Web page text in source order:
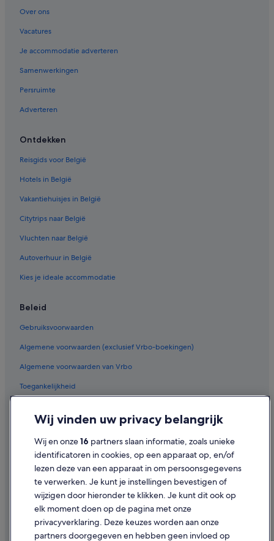
Hostels in Gulpen
B&B in Slenaken
Hotels met gratis ontbijt in Gulpen
Hotels in Vijlen
Hotels in Epen
Hotels in Mechelen
Hotels in de buurt van Mosaqua
Spa in Epen
Particuliere vakantiehuizen in Gulpen
Van der Valk Hotels in Slenaken
Hotels met restaurant in Epen
Huisdiervriendelijke in Epen
Vakantieparken in Gulpen
Over ons
Vacatures
Je accommodatie adverteren
Samenwerkingen
Persruimte
Adverteren
Ontdekken
Reisgids voor België
Hotels in België
Vakantiehuisjes in België
Citytrips naar België
Vluchten naar België
Autoverhuur in België
Kies je ideale accommodatie
Beleid
Gebruiksvoorwaarden
Algemene voorwaarden (exclusief Vrbo-boekingen)
Algemene voorwaarden van Vrbo
Toegankelijkheid
Cookies
Juridische informatie/Contact
Inhoudsrichtlijnen en inhoud rapporteren
Hulp
Ondersteuning
Je boeking wijzigen of annuleren
Wij vinden uw privacy belangrijk
Wij en onze16 partners slaan informatie, zoals unieke
identificatoren in cookies, op een apparaat op, en/of
lezen deze van een apparaat in om persoonsgegevens
te verwerken. Je kunt je instellingen bevestigen of
wijzigen door hieronder te klikken. Je kunt dit ook op
elk moment doen op de pagina met onze
privacyverklaring. Deze keuzes worden aan onze
partners doorgegeven en hebben geen invloed op